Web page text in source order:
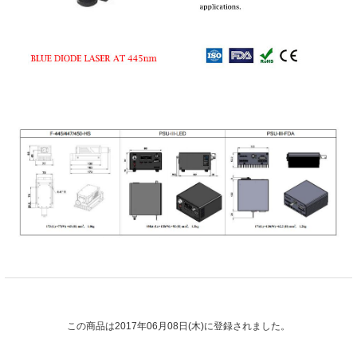
この商品は2017年06月08日(木)に登録されました。